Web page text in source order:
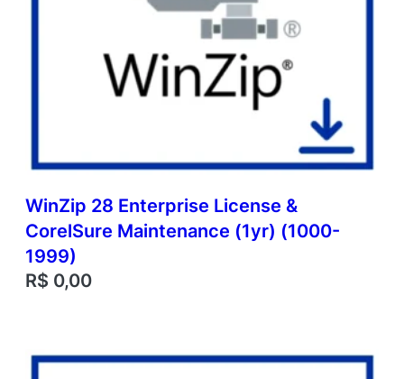
WinZip 28 Enterprise License &
CorelSure Maintenance (1yr) (1000-
1999)
R$ 0,00